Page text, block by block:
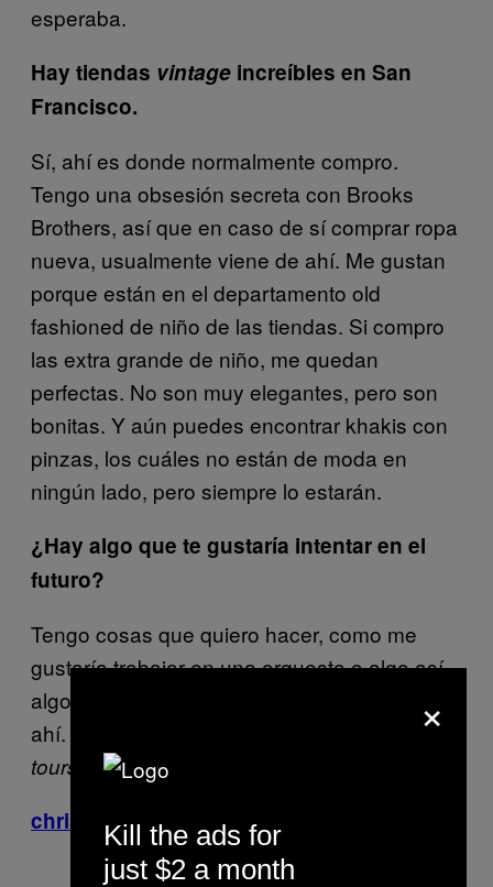
esperaba.
Hay tiendas vintage increíbles en San
Francisco.
Sí, ahí es donde normalmente compro.
Tengo una obsesión secreta con Brooks
Brothers, así que en caso de sí comprar ropa
nueva, usualmente viene de ahí. Me gustan
porque están en el departamento old
fashioned de niño de las tiendas. Si compro
las extra grande de niño, me quedan
perfectas. No son muy elegantes, pero son
bonitas. Y aún puedes encontrar khakis con
pinzas, los cuáles no están de moda en
ningún lado, pero siempre lo estarán.
¿Hay algo que te gustaría intentar en el
futuro?
Tengo cosas que quiero hacer, como me
gustaría trabajar en una orquesta o algo así -
algo más cinematográfico. Pero aún no estoy
ahí. Me estoy enfocando en los próximos
tours
. Probablemente haré otro video o algo.
christopherowensonline.com
×
Kill the ads for
just $2 a month